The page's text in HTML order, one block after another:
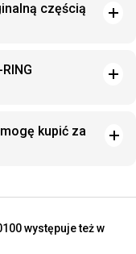
częścią
kupić za
występuje też w